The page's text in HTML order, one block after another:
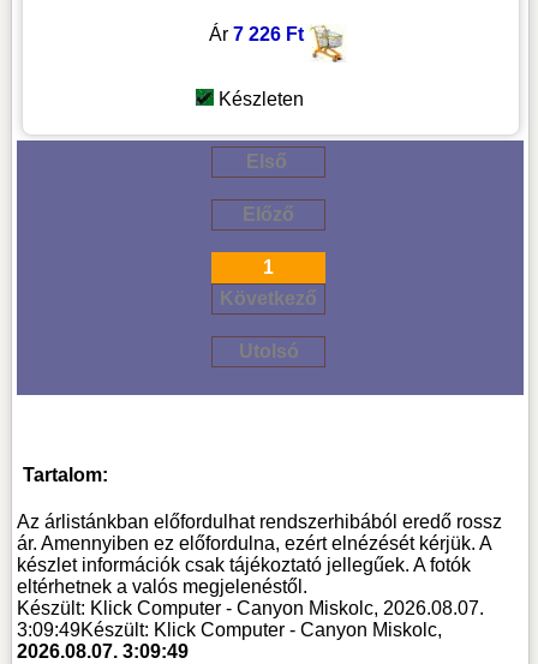
Ár 7 226 Ft
Készleten
Első
Előző
1
Következő
Utolsó
Tartalom:
Az árlistánkban előfordulhat rendszerhibából eredő rossz
ár. Amennyiben ez előfordulna, ezért elnézését kérjük. A
készlet információk csak tájékoztató jellegűek. A fotók
eltérhetnek a valós megjelenéstől.
Készült: Klick Computer - Canyon Miskolc, 2026.08.07.
3:09:49Készült: Klick Computer - Canyon Miskolc,
2026.08.07. 3:09:49